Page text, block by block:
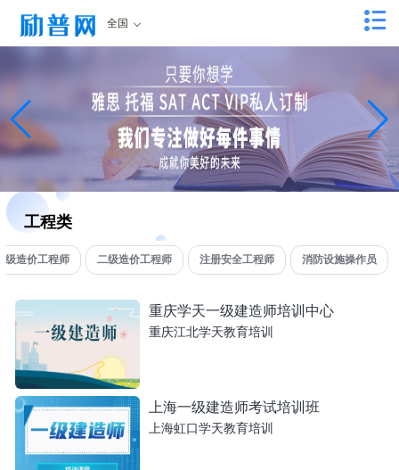
全国
工程类
级造价工程师 二级造价工程师 注册安全工程师 消防设施操作员
重庆学天一级建造师培训中心
重庆江北学天教育培训
上海一级建造师考试培训班
上海虹口学天教育培训